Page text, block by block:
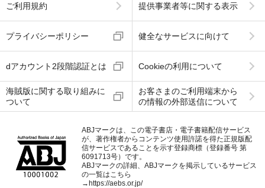
ご利用規約 提供事業者等に関する表示
プライバシーポリシー 健全なサービスに向けて
dアカウント2段階認証とは Cookieの利用について
海賊版に関する取り組みに
ついて
お客さまのご利用端末から
の情報の外部送信について
ABJマークは、この電子書店・電子書籍配信サービス
が、著作権者からコンテンツ使用許諾を得た正規版配
信サービスであることを示す登録商標（登録番号 第
6091713号）です。
ABJマークの詳細、ABJマークを掲示しているサービス
の一覧はこちら
→https://aebs.or.jp/